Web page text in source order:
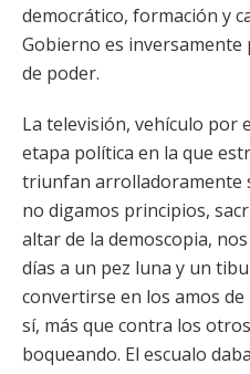
democrático, formación y
Gobierno es
de poder.
La televisión, vehículo por
etapa política en la que
triunfan arrolladoramente
no digamos principios,
altar de la demoscopia,
días a un pez luna y un
convertirse en los amos
sí, más que contra los
boqueando. El escualo